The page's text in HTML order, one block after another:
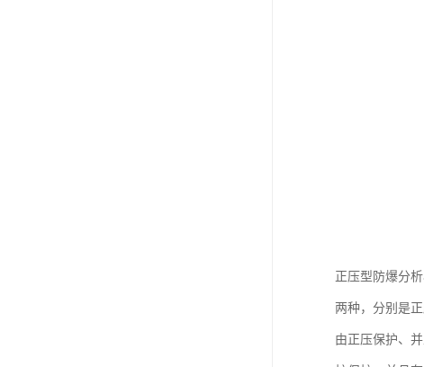
正压型防爆分
两种，分别是
由正压保护、